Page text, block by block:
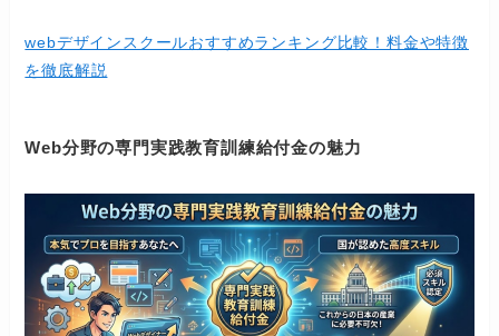
webデザインスクールおすすめランキング比較！料金や特徴
を徹底解説
Web分野の専門実践教育訓練給付金の魅力